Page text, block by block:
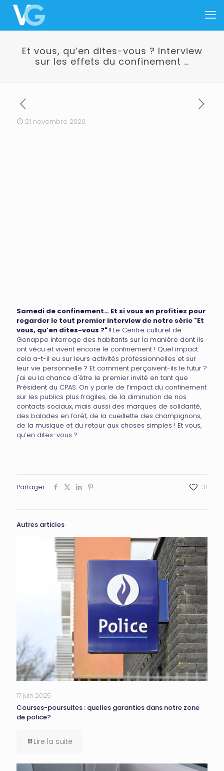
Et vous, qu’en dites-vous ? Interview
sur les effets du confinement …
21 novembre 2020
Samedi de confinement… Et si vous en profitiez pour
regarder le tout premier interview de notre série "Et
vous, qu’en dites-vous ?" ! Le Centre culturel de
Genappe interroge des habitants sur la manière dont ils
ont vécu et vivent encore le confinement ! Quel impact
cela a-t-il eu sur leurs activités professionnelles et sur
leur vie personnelle ? Et comment perçoivent-ils le futur ?
j'ai eu la chance d'être le premier invité en tant que
Président du CPAS. On y parle de l’impact du confinement
sur les publics plus fragiles, de la diminution de nos
contacts sociaux, mais aussi des marques de solidarité,
des balades en forêt, de la cueillette des champignons,
de la musique et du retour aux choses simples ! Et vous,
qu’en dites-vous ?
Partager 31
Autres articles
17 juin 2025
Courses-poursuites : quelles garanties dans notre zone
de police?
Lire la suite